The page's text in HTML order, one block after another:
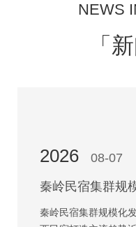
NEWS
「
2026 08-07
秦岭民宿集群规模化